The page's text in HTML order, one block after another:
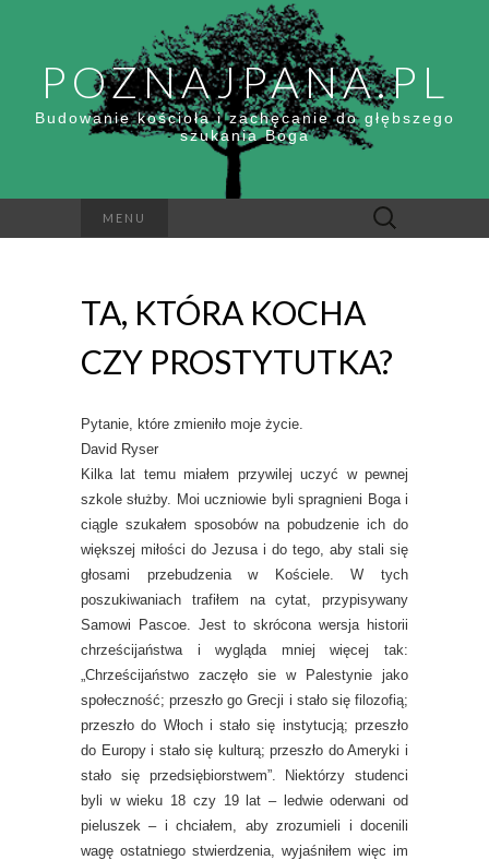
POZNAJPANA.PL
Budowanie kościoła i zachęcanie do głębszego
szukania Boga
MENU Szukaj:
TA, KTÓRA KOCHA
CZY PROSTYTUTKA?
Pytanie, które zmieniło moje życie.
David Ryser
Kilka lat temu miałem przywilej uczyć w pewnej
szkole służby. Moi uczniowie byli spragnieni Boga i
ciągle szukałem sposobów na pobudzenie ich do
większej miłości do Jezusa i do tego, aby stali się
głosami przebudzenia w Kościele. W tych
poszukiwaniach trafiłem na cytat, przypisywany
Samowi Pascoe. Jest to skrócona wersja historii
chrześcijaństwa i wygląda mniej więcej tak:
„Chrześcijaństwo zaczęło sie w Palestynie jako
społeczność; przeszło go Grecji i stało się filozofią;
przeszło do Włoch i stało się instytucją; przeszło
do Europy i stało się kulturą; przeszło do Ameryki i
stało się przedsiębiorstwem”. Niektórzy studenci
byli w wieku 18 czy 19 lat – ledwie oderwani od
pieluszek – i chciałem, aby zrozumieli i docenili
wagę ostatniego stwierdzenia, wyjaśniłem więc im